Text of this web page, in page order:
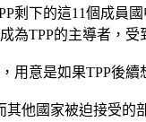
剩下的這11個成員
為TPP的主導者，受
意是如果TPP後
他國家被迫接受